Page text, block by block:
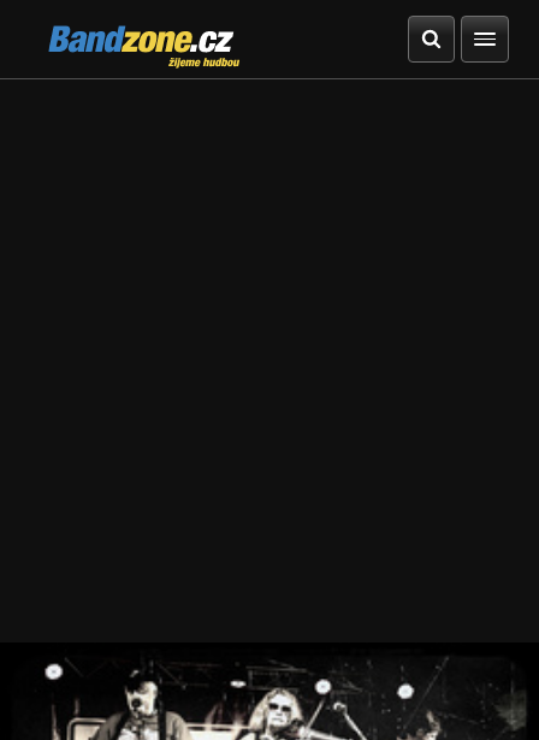
Bandzone.cz
žijeme hudbou